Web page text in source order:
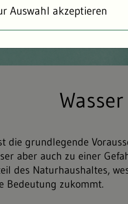
die grundlegende
aber auch zu einer
des Naturhaushaltes,
Bedeutung zukommt.
Auswahl akzeptieren